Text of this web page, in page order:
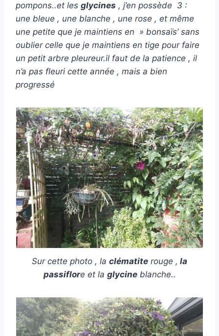
pompons..et les glycines , j’en possède 3 :
une bleue , une blanche , une rose , et même
une petite que je maintiens en » bonsaïs’ sans
oublier celle que je maintiens en tige pour faire
un petit arbre pleureur.il faut de la patience , il
n’a pas fleuri cette année , mais a bien
progressé
Sur cette photo , la clématite rouge , la
passiflore et la glycineblanche..